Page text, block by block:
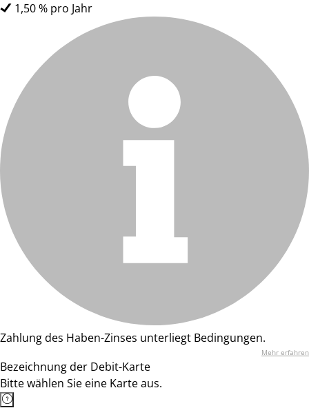
1,50 % pro Jahr
Zahlung des Haben-Zinses unterliegt Bedingungen.
Mehr erfahren
Bezeichnung der Debit-Karte
Bitte wählen Sie eine Karte aus.